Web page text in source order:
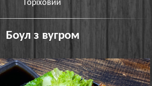
Горіховий
Боул з вугром